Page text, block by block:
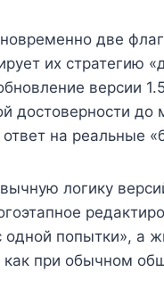
две
их стратегию
версии
достоверности
на реальные
логику
попытки», а
при обычном